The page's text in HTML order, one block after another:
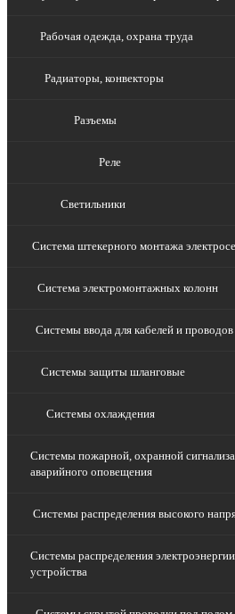
Рабочая одежда, охрана труда
Радиаторы, конвекторы
Разъемы
Реле
Светильники
Система штекерного монтажа
Система электромонтажных колонн
Системы ввода для кабелей и проводов
Системы защиты шланговые
Системы охлаждения
Системы пожарной, охранной
аварийного оповещения
Системы распределения высокого
Системы распределения
устройства